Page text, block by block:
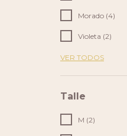
Morado (4)
Violeta (2)
VER TODOS
Talle
M (2)